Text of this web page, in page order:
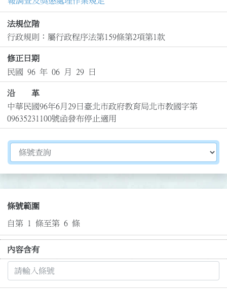
法規位階
行政規則：屬行政程序法第159條第2項第1款
修正日期
民國 96 年 06 月 29 日
沿 革
中華民國96年6月29日臺北市政府教育局北市教國字第
09635231100號函發布停止適用
切換選擇法規資訊內容
條號範圍
自第 1 條至第 6 條
內容含有